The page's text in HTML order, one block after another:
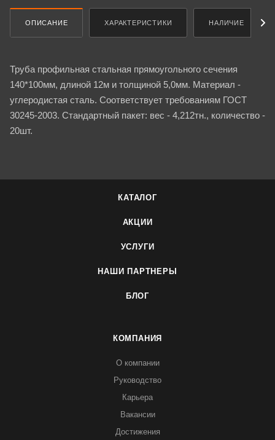
ОПИСАНИЕ ХАРАКТЕРИСТИКИ НАЛИЧИЕ
Труба профильная стальная прямоугольного сечения
140*100мм, длиной 12м и толщиной 5,0мм. Материал -
углеродистая сталь. Соответствует требованиям ГОСТ
30245-2003. Стандартный пакет: вес - 4,212тн., количество -
20шт.
КАТАЛОГ
АКЦИИ
УСЛУГИ
НАШИ ПАРТНЕРЫ
БЛОГ
КОМПАНИЯ
О компании
Руководство
Карьера
Вакансии
Достижения